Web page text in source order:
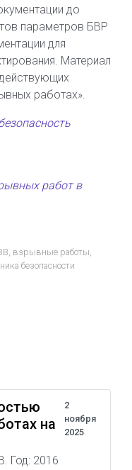
до
параметров БВР
для
Материал
работах».
работ в
, взрывные работы,
безопасности
на
2
ноября
2025
Год: 2016